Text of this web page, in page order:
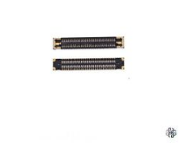
DESEJOS